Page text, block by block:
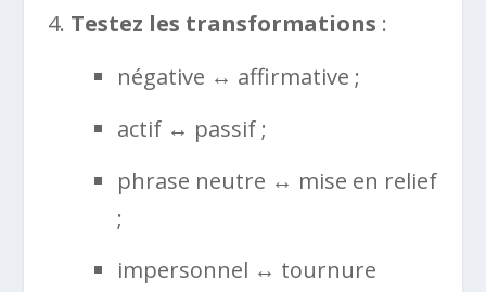
Testez les transformations :
négative ↔ affirmative ;
actif ↔ passif ;
phrase neutre ↔ mise en relief
;
impersonnel ↔ tournure